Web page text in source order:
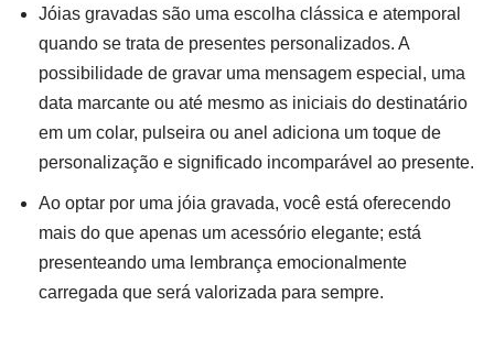
Jóias gravadas são uma escolha clássica e atemporal
quando se trata de presentes personalizados. A
possibilidade de gravar uma mensagem especial, uma
data marcante ou até mesmo as iniciais do destinatário
em um colar, pulseira ou anel adiciona um toque de
personalização e significado incomparável ao presente.
Ao optar por uma jóia gravada, você está oferecendo
mais do que apenas um acessório elegante; está
presenteando uma lembrança emocionalmente
carregada que será valorizada para sempre.